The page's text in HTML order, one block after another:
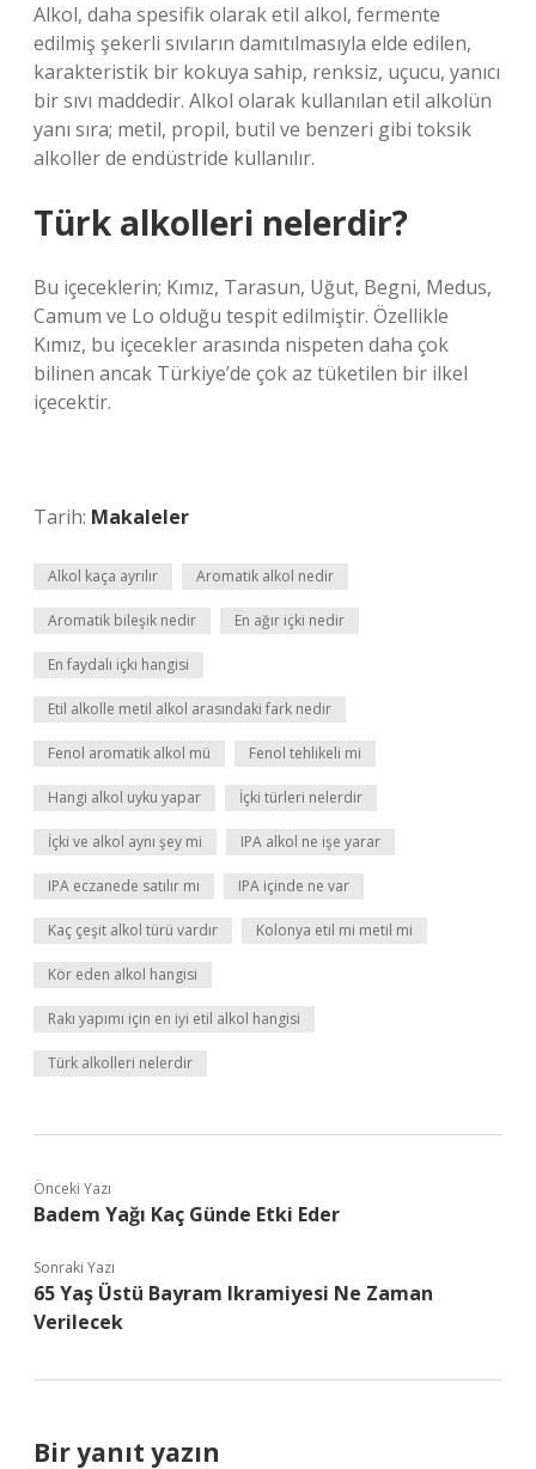
Alkol, daha spesifik olarak etil alkol, fermente
edilmiş şekerli sıvıların damıtılmasıyla elde edilen,
karakteristik bir kokuya sahip, renksiz, uçucu, yanıcı
bir sıvı maddedir. Alkol olarak kullanılan etil alkolün
yanı sıra; metil, propil, butil ve benzeri gibi toksik
alkoller de endüstride kullanılır.
Türk alkolleri nelerdir?
Bu içeceklerin; Kımız, Tarasun, Uğut, Begni, Medus,
Camum ve Lo olduğu tespit edilmiştir. Özellikle
Kımız, bu içecekler arasında nispeten daha çok
bilinen ancak Türkiye’de çok az tüketilen bir ilkel
içecektir.
Tarih: Makaleler
Alkol kaça ayrılır Aromatik alkol nedir
Aromatik bileşik nedir En ağır içki nedir
En faydalı içki hangisi
Etil alkolle metil alkol arasındaki fark nedir
Fenol aromatik alkol mü Fenol tehlikeli mi
Hangi alkol uyku yapar İçki türleri nelerdir
İçki ve alkol aynı şey mi IPA alkol ne işe yarar
IPA eczanede satılır mı IPA içinde ne var
Kaç çeşit alkol türü vardır Kolonya etil mi metil mi
Kör eden alkol hangisi
Rakı yapımı için en iyi etil alkol hangisi
Türk alkolleri nelerdir
Önceki Yazı
Badem Yağı Kaç Günde Etki Eder
Sonraki Yazı
65 Yaş Üstü Bayram Ikramiyesi Ne Zaman
Verilecek
Bir yanıt yazın